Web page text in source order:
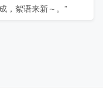
，絮语来新～。”